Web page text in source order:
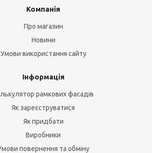
Компанія
Про магазин
Новини
Умови використання сайту
Інформація
рамкових фасадів
Як зареєструватися
Як придбати
Виробники
повернення та обміну